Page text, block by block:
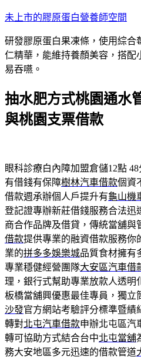
跳
主
要
內
未上市的膠原蛋白營養師空間
研發膠原蛋白果凍條，使用綜合
仁精華，能維持養顏美容，搭配
易吞嚥。
抽水肥方式桃園通水
與桃園支票借款
眼科診療白內障加盟倉儲12點 48
有借錢有保障樹林汽車借款個資
借款週承辦個人戶提升有龜山機
登記證專辦新莊借錢服務合法迅
商合作品牌及借貸，傳統當舖與
借款提供專業的融資借款服務你
業的拼多多娛樂城品質食材擁有
專業穩健經營團隊大安區汽車借
理，銀行式幫助專業放款人透明
板橋當舖興優惠最佳專員，獨立
沙發官方網站考驗評分標準暨績
轉對北屯汽車借款申辦北屯區汽
轉可協助方式結合台中北屯當舖
務大安地區多元迅速的借款管道